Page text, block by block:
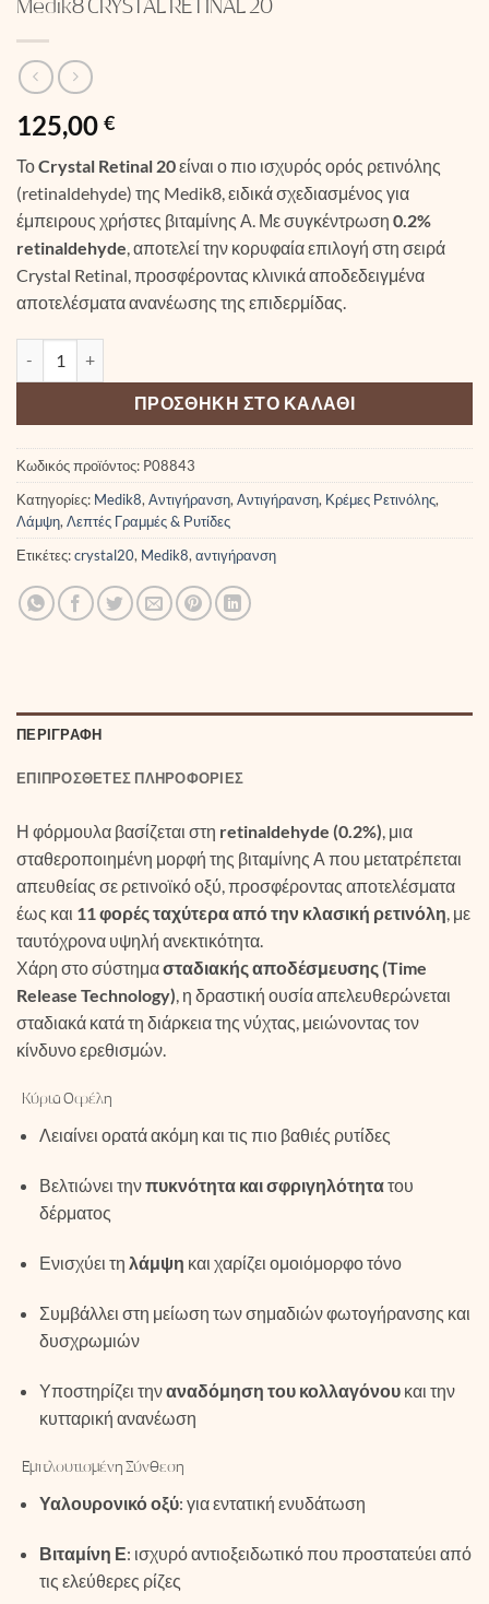
Medik8 CRYSTAL RETINAL 20
125,00 €
ΤοCrystal Retinal 20είναι ο πιο ισχυρός ορός ρετινόλης
(retinaldehyde) της Medik8, ειδικά σχεδιασμένος για
έμπειρους χρήστες βιταμίνης Α. Με συγκέντρωση 0.2%
retinaldehyde, αποτελεί την κορυφαία επιλογή στη σειρά
Crystal Retinal, προσφέροντας κλινικά αποδεδειγμένα
αποτελέσματα ανανέωσης της επιδερμίδας.
ΠΡΟΣΘΉΚΗ ΣΤΟ ΚΑΛΆΘΙ
Κωδικός προϊόντος: P08843
Κατηγορίες: Medik8, Αντιγήρανση, Αντιγήρανση, Κρέμες Ρετινόλης,
Λάμψη, Λεπτές Γραμμές & Ρυτίδες
Ετικέτες:crystal20, Medik8, αντιγήρανση
ΠΕΡΙΓΡΑΦΉ
ΕΠΙΠΡΌΣΘΕΤΕΣ ΠΛΗΡΟΦΟΡΊΕΣ
Η φόρμουλα βασίζεται στη retinaldehyde (0.2%) , μια
σταθεροποιημένη μορφή της βιταμίνης Α που μετατρέπεται
απευθείας σε ρετινοϊκό οξύ, προσφέροντας αποτελέσματα
έως και 11 φορές ταχύτερα από την κλασική ρετινόλη , με
ταυτόχρονα υψηλή ανεκτικότητα.
Χάρη στο σύστημασταδιακής αποδέσμευσης (Time
Release Technology) , η δραστική ουσία απελευθερώνεται
σταδιακά κατά τη διάρκεια της νύχτας, μειώνοντας τον
κίνδυνο ερεθισμών.
Κύρια Οφέλη
Λειαίνει ορατά ακόμη και τις πιο βαθιές ρυτίδες
Βελτιώνει τηνπυκνότητα και σφριγηλότητατου
δέρματος
Ενισχύει τη λάμψη και χαρίζει ομοιόμορφο τόνο
Συμβάλλει στη μείωση των σημαδιών φωτογήρανσης και
δυσχρωμιών
Υποστηρίζει τηναναδόμηση του κολλαγόνουκαι την
κυτταρική ανανέωση
Εμπλουτισμένη Σύνθεση
Υαλουρονικό οξύ: για εντατική ενυδάτωση
Βιταμίνη Ε: ισχυρό αντιοξειδωτικό που προστατεύει από
τις ελεύθερες ρίζες